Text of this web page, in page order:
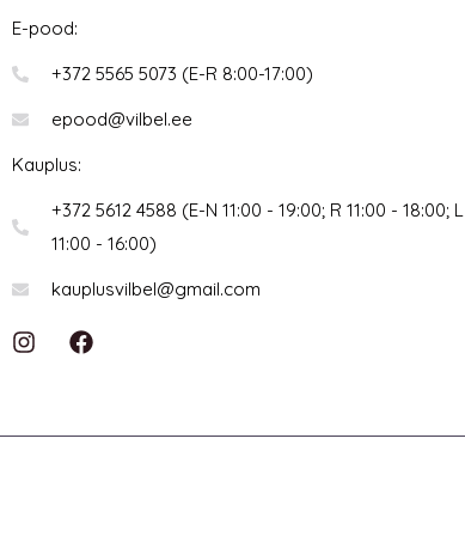
E-pood:
+372 5565 5073 (E-R 8:00-17:00)
epood@vilbel.ee
Kauplus:
+372 5612 4588 (E-N 11:00 - 19:00; R 11:00 - 18:00; L
11:00 - 16:00)
kauplusvilbel@gmail.com
I
a
F
a
b